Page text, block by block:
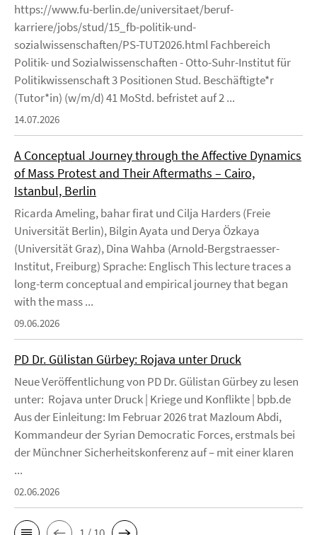
https://www.fu-berlin.de/universitaet/beruf-
karriere/jobs/stud/15_fb-politik-und-
sozialwissenschaften/PS-TUT2026.html Fachbereich
Politik- und Sozialwissenschaften - Otto-Suhr-Institut für
Politikwissenschaft 3 Positionen Stud. Beschäftigte*r
(Tutor*in) (w/m/d) 41 MoStd. befristet auf 2 ...
14.07.2026
A Conceptual Journey through the Affective Dynamics
of Mass Protest and Their Aftermaths – Cairo,
Istanbul, Berlin
Ricarda Ameling, bahar firat und Cilja Harders (Freie
Universität Berlin), Bilgin Ayata und Derya Özkaya
(Universität Graz), Dina Wahba (Arnold-Bergstraesser-
Institut, Freiburg) Sprache: Englisch This lecture traces a
long-term conceptual and empirical journey that began
with the mass ...
09.06.2026
PD Dr. Gülistan Gürbey: Rojava unter Druck
Neue Veröffentlichung von PD Dr. Gülistan Gürbey zu lesen
unter: Rojava unter Druck | Kriege und Konflikte | bpb.de
Aus der Einleitung: Im Februar 2026 trat Mazloum Abdi,
Kommandeur der Syrian Democratic Forces, erstmals bei
der Münchner Sicherheitskonferenz auf – mit einer klaren
...
02.06.2026